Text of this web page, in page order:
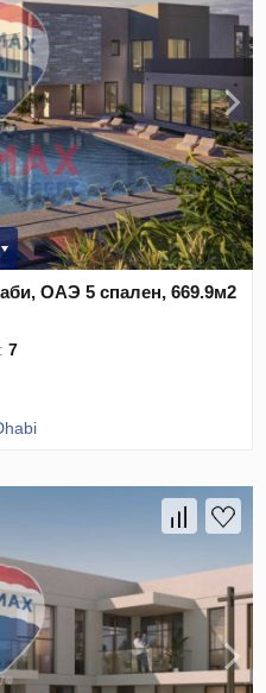
ОАЭ 5 спален, 669.9м2
7